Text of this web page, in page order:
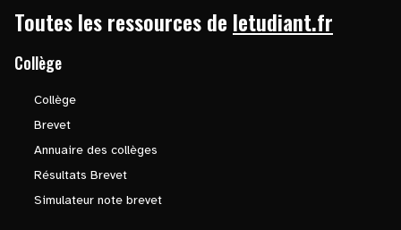
Toutes les ressources de letudiant.fr
Collège
Collège
Brevet
Annuaire des collèges
Résultats Brevet
Simulateur note brevet